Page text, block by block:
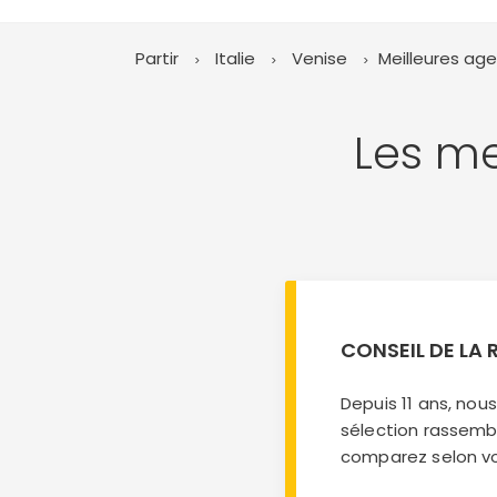
Partir Italie Venise Meilleures
Les
CONSEIL DE LA
Depuis 11 ans,
sélection
comparez selon